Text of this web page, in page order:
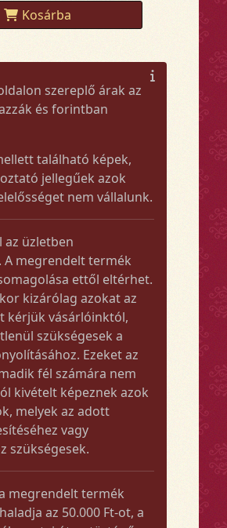
Kosárba
szereplő árak az
és forintban
található képek,
jellegűek azok
nem vállalunk.
az üzletben
megrendelt termék
ettől eltérhet.
kizárólag azokat az
kérjük vásárlóinktól,
szükségesek a
Ezeket az
fél számára nem
kivételt képeznek azok
melyek az adott
vagy
szükségesek.
megrendelt termék
az 50.000 Ft-ot, a